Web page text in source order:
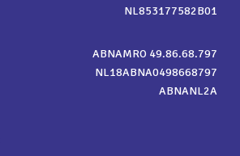
NL853177582B01
ABNAMRO 49.86.68.797
NL18ABNA0498668797
ABNANL2A